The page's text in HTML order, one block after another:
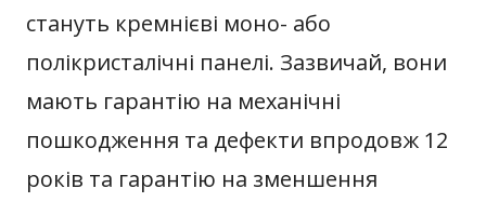
стануть кремнієві моно- або
полікристалічні панелі. Зазвичай, вони
мають гарантію на механічні
пошкодження та дефекти впродовж 12
років та гарантію на зменшення